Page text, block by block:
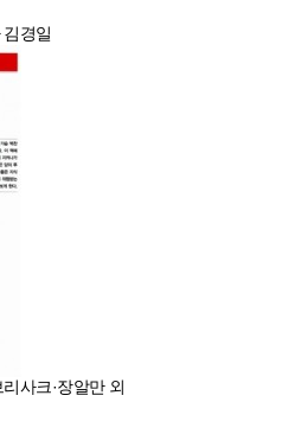
김경일
사크·장알만 외